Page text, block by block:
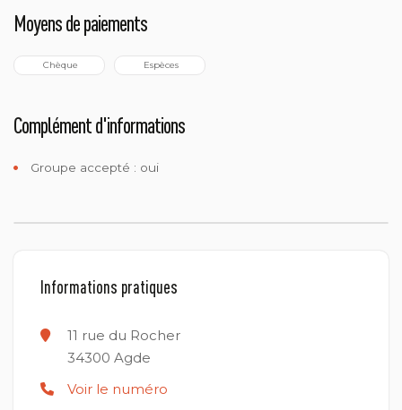
Moyens de paiements
Chèque Espèces
Complément d'informations
Groupe accepté : oui
Informations pratiques
11 rue du Rocher
34300 Agde
Voir le numéro